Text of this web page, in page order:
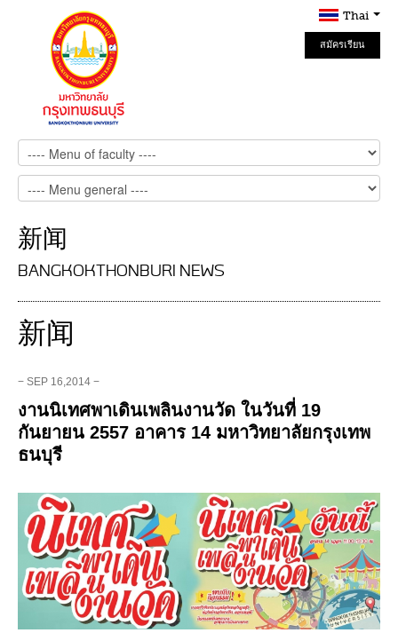
Thai
สมัครเรียน
Online
新闻
BANGKOKTHONBURI NEWS
新闻
− SEP 16,2014 −
งานนิเทศพาเดินเพลินงานวัด ในวันที่ 19
กันยายน 2557 อาคาร 14 มหาวิทยาลัยกรุงเทพ
ธนบุรี